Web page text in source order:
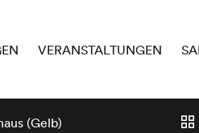
VERANSTALTUNGEN
(Gelb)